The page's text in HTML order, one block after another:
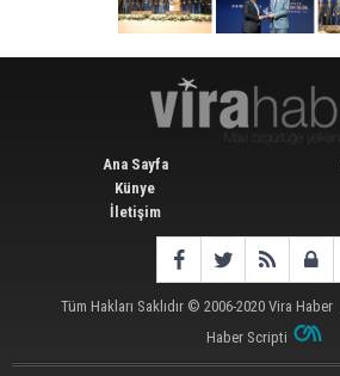
Ana Sayfa
Künye
İletişim
Tüm Hakları Saklıdır © 2006-2020 Vira Haber
Haber Scripti